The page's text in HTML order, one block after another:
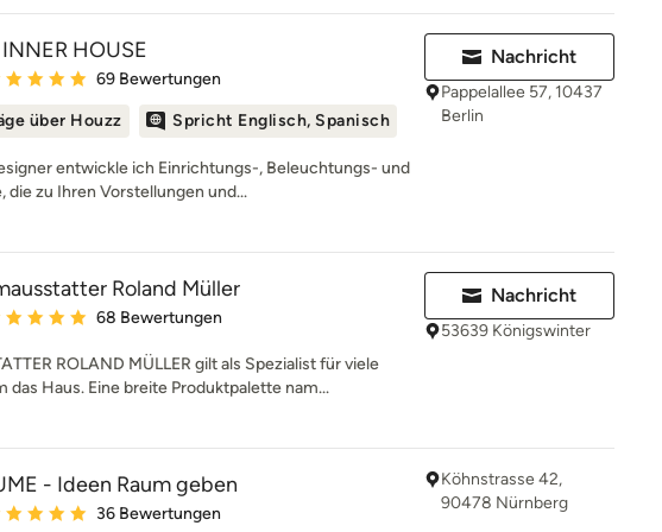
HOUSE
Bewertung: 5 von 5 Sternen
69 Bewertungen
über Houzz Spricht Englisch, Spanisch
entwickle ich Einrichtungs-, Beleuchtungs- und
die zu Ihren Vorstellungen und...
Nachricht
Pappelallee 57, 10437
Berlin
Roland Müller
Bewertung: 5 von 5 Sternen
68 Bewertungen
ROLAND MÜLLER gilt als Spezialist für viele
das Haus. Eine breite Produktpalette nam...
Nachricht
53639 Königswinter
- Ideen Raum geben
Bewertung: 5 von 5 Sternen
36 Bewertungen
Köhnstrasse 42,
90478 Nürnberg